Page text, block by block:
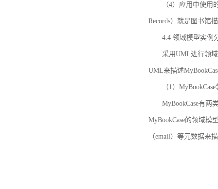
（4）应用中使用
Records）就是图书馆
4.4 领域模型实例
采用UML进行领
UML来描述
（1）
MyBookCase有两
MyBookCase的领域模
（email）等元数据来